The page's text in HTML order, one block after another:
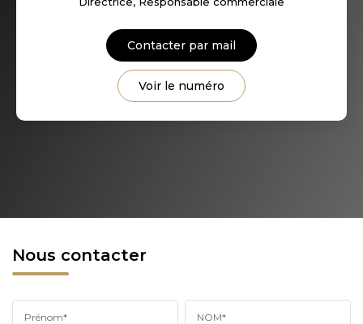
Contacter par mail
Voir le numéro
Nous contacter
Prénom* NOM*